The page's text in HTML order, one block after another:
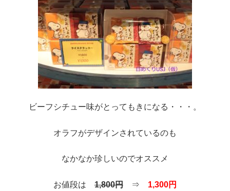
ビーフシチュー味がとってもきになる・・・。
オラフがデザインされているのも
なかなか珍しいのでオススメ
お値段は 1,800円 ⇒ 1,300円